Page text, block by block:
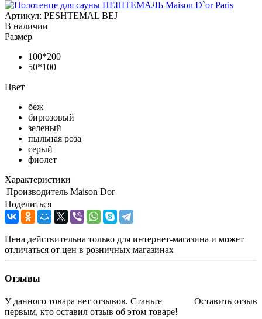
Артикул: PESHTEMAL BEJ
В наличии
Размер
100*200
50*100
Цвет
беж
бирюзовый
зеленый
пыльная роза
серый
фиолет
Характеристики
Производитель Maison Dor
Поделиться
Цена действительна только для интернет-магазина и может
отличаться от цен в розничных магазинах
Отзывы
Оставить отзыв
У данного товара нет отзывов. Станьте
первым, кто оставил отзыв об этом товаре!